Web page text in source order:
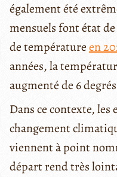
également été
mensuels font état
de températureen
années, la
augmenté de 6
Dans ce contexte,
changement
viennent à point
départ rend très